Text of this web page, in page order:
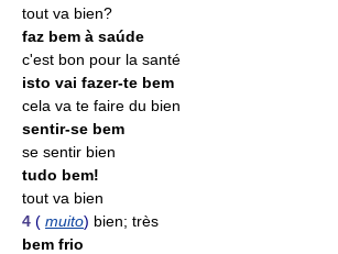
tout va bien?
faz bem à saúde
c'est bon pour la santé
isto vai fazer-te bem
cela va te faire du bien
sentir-se bem
se sentir bien
tudo bem!
tout va bien
4 ( muito) bien; très
bem frio